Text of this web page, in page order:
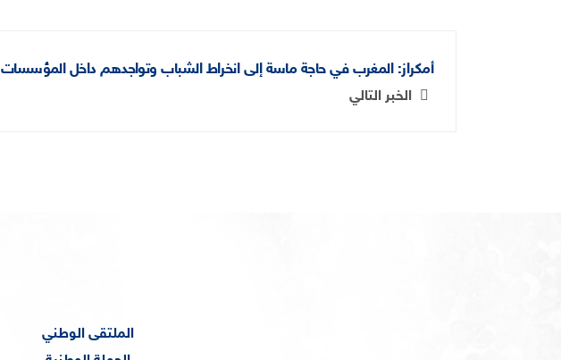
أمكراز: المغرب في حاجة ماسة إلى انخراط الشباب وتواجدهم داخل المؤسسات
الملتقى الوطني